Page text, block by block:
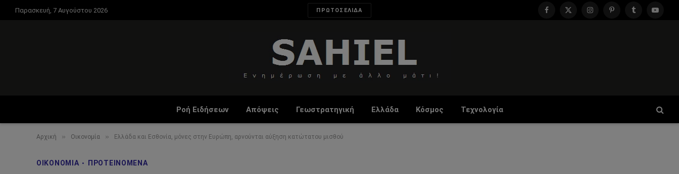
Παρασκευή, 7 Αυγούστου 2026 ΠΡΩΤΟΣΕΛΙΔΑ
Facebook
X
InstagramPinterestTumblr
Ροή Ειδήσεων Απόψεις Γεωστρατηγική Ελλάδα Κόσμος Τεχνολογία
Αρχική » Οικονομία » Ελλάδα και Εσθονία, μόνες στην Ευρώπη, αρνούνται αύξηση κατώτατου μισθού
ΟΙΚΟΝΟΜΊΑ ΠΡΟΤΕΙΝΌΜΕΝΑ